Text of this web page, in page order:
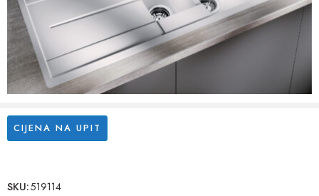
CIJENA NA UPIT
SKU:519114